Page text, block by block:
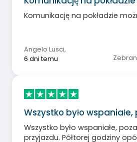
Komunikację na pokładzie
Angelo Lusci,
6 dni temu
Wszystko było
Wszystko było wspaniałe,
przyjazdu. Półtorej godziny